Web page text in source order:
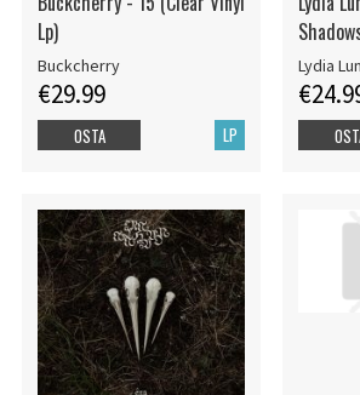
Lp)
Buckcherry
€29.99
LP
OSTA
Lydia